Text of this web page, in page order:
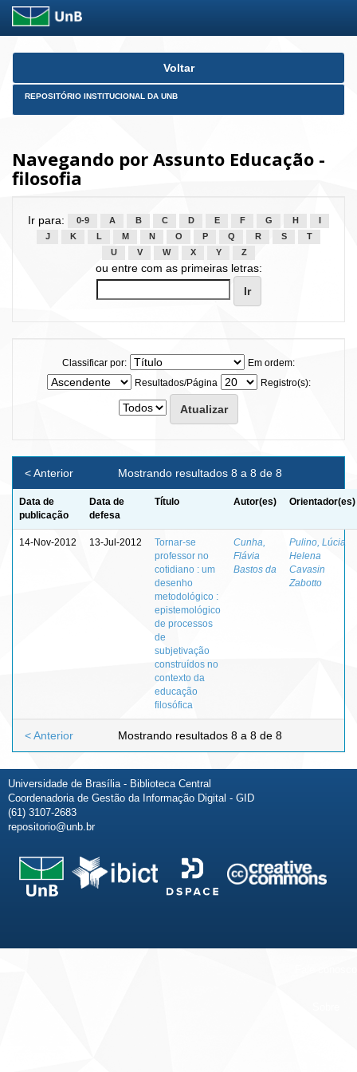
Skip
Voltar
REPOSITÓRIO INSTITUCIONAL DA UNB
Navegando por Assunto Educação -
filosofia
Ir para: 0-9 A B C D E F G H
J
K L M N O P Q R S
T
U
V W X Y Z
ou entre com as primeiras letras:
Classificar por:
Em ordem:
Resultados/Página
Registro(s):
Mostrando resultados 8 a 8 de 8
< Anterior
Data de
publicação
Data de
defesa
Título Autor(es) Orientador(es)
14-Nov-2012 13-Jul-2012
Tornar-se
professor no
cotidiano : um
desenho
metodológico :
epistemológico
de processos
de
subjetivação
construídos no
contexto da
educação
filosófica
Cunha,
Flávia
Bastos da
Pulino, Lúcia
Helena
Cavasin
Zabotto
Mostrando resultados 8 a 8 de 8
< Anterior
Universidade de Brasília - Biblioteca Central
Coordenadoria de Gestão da Informação Digital - GID
(61) 3107-2683
repositorio@unb.br